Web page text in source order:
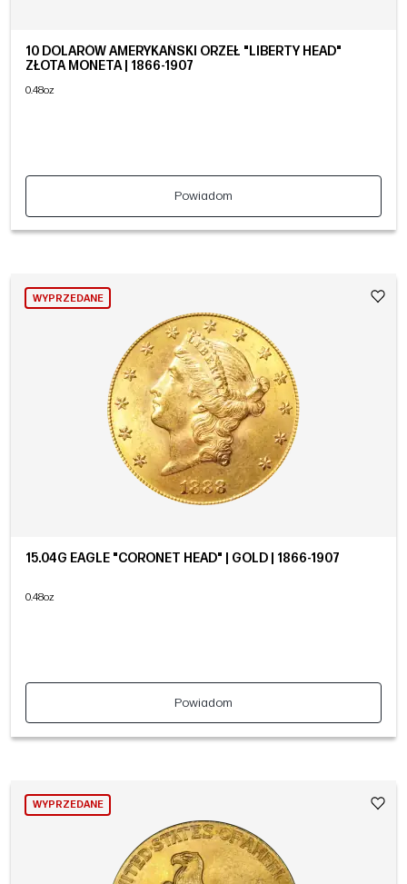
10 DOLARÓW AMERYKAŃSKI ORZEŁ "LIBERTY HEAD"
ZŁOTA MONETA | 1866-1907
0.48oz
Powiadom
WYPRZEDANE
15.04G EAGLE "CORONET HEAD" | GOLD | 1866-1907
0.48oz
Powiadom
WYPRZEDANE